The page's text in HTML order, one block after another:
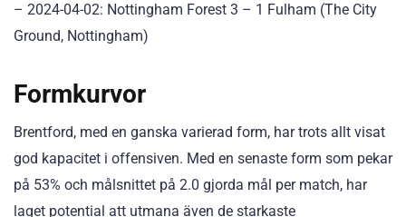
– 2024-04-02: Nottingham Forest 3 – 1 Fulham (The City
Ground, Nottingham)
Formkurvor
Brentford, med en ganska varierad form, har trots allt visat
god kapacitet i offensiven. Med en senaste form som pekar
på 53% och målsnittet på 2.0 gjorda mål per match, har
laget potential att utmana även de starkaste